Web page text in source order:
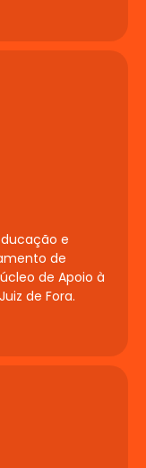
a PNA e
e
e
e
de
de Apoio à
de Fora.